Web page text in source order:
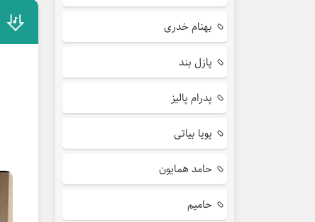
بهنام خدری
پازل بند
پدرام پالیز
پویا بیاتی
حامد همایون
حامیم